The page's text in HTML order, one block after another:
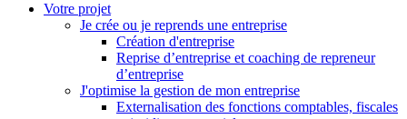
Votre projet
Je crée ou je reprends une entreprise
Création d'entreprise
Reprise d’entreprise et coaching de repreneur
d’entreprise
J'optimise la gestion de mon entreprise
Externalisation des fonctions comptables, fiscales